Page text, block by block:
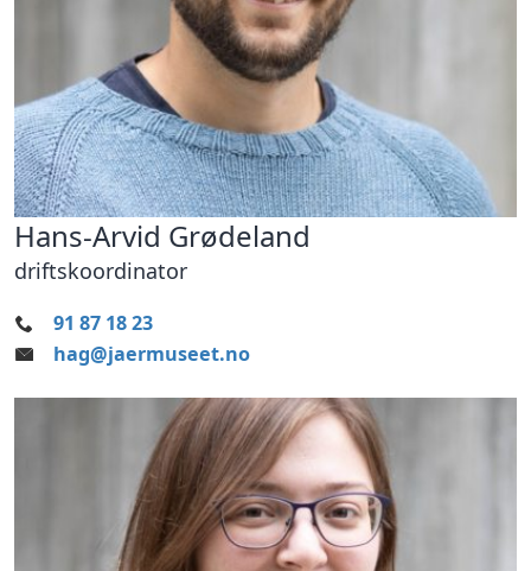
Hans-Arvid Grødeland
driftskoordinator
91 87 18 23
hag@jaermuseet.no